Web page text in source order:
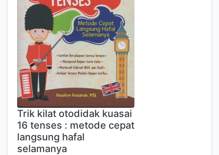
Trik kilat otodidak kuasai
16 tenses : metode cepat
langsung hafal
selamanya